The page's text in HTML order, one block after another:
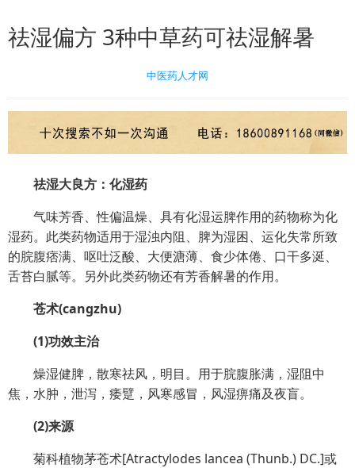
祛湿偏方 3种中草药可祛湿解暑
中医药人才网
祛湿大良方：化湿药
气味芳香、性偏温燥、具有化湿运脾作用的药物称为化
湿药。此类药物适用于湿浊内阻、脾为湿困、运化失常所致
的脘腹痞满、呕吐泛酸、大便溏薄、食少体倦、口干多涎、
舌苔白腻等。另外此类药物还有芳香解暑的作用。
苍术(cangzhu)
(1)功效主治
燥湿健脾，散寒祛风，明目。用于脘腹胀满，湿阻中
焦，水肿，泄泻，痿躄，风寒感冒，风湿痹痛及夜盲。
(2)来源
菊科植物茅苍术[Atractylodes lancea (Thunb.) DC.]或